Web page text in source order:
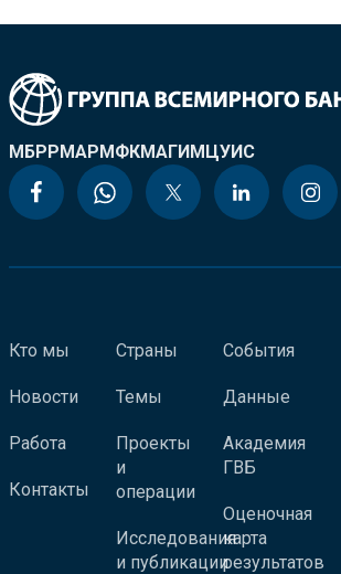
МБРРМАРМФКМАГИМЦУИС
Кто мы
Новости
Работа
Контакты
Страны
Темы
Проекты
и
операции
Исследования
и публикации
События
Данные
Академия
ГВБ
Оценочная
карта
результатов